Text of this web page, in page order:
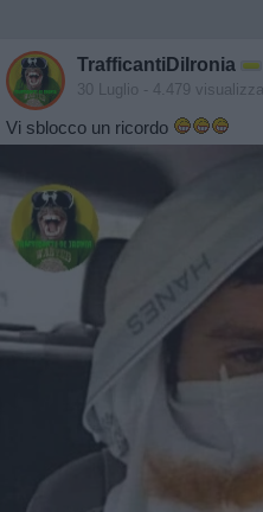
TrafficantiDiIronia
30 Luglio - 4.479
Vi sblocco un ricordo